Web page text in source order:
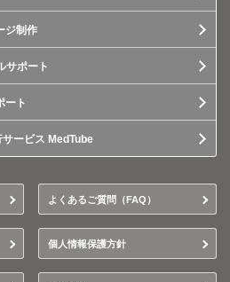
ジ制作
サポート
ート
ービス MedTube
よくあるご質問（FAQ）
個人情報保護方針